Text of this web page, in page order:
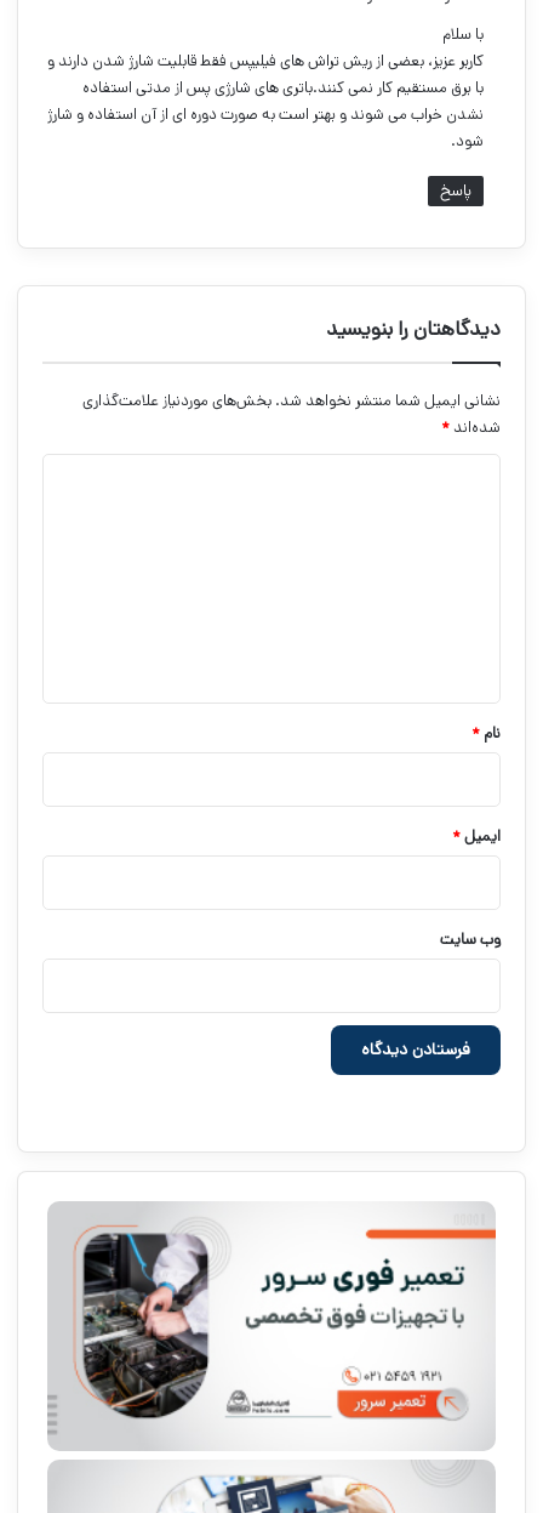
با سلام
کاربر عزیز، بعضی از ریش تراش های فیلیپس فقط قابلیت شارژ شدن دارند و
با برق مستقیم کار نمی کنند.باتری های شارژی پس از مدتی استفاده
نشدن خراب می شوند و بهتر است به صورت دوره ای از آن استفاده و شارژ
شود.
پاسخ
دیدگاهتان را بنویسید
نشانی ایمیل شما منتشر نخواهد شد. بخش‌های موردنیاز علامت‌گذاری
شده‌اند *
نام *
ایمیل*
وب‌ سایت